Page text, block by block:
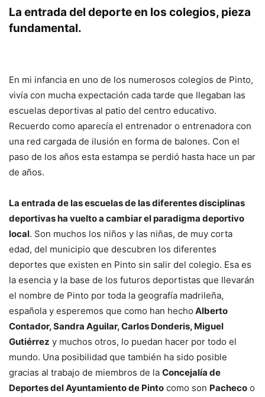
La entrada del deporte en los colegios, pieza
fundamental.
En mi infancia en uno de los numerosos colegios de Pinto,
vivía con mucha expectación cada tarde que llegaban las
escuelas deportivas al patio del centro educativo.
Recuerdo como aparecía el entrenador o entrenadora con
una red cargada de ilusión en forma de balones. Con el
paso de los años esta estampa se perdió hasta hace un par
de años.
La entrada de las escuelas de las diferentes disciplinas
deportivas ha vuelto a cambiar el paradigma deportivo
local. Son muchos los niños y las niñas, de muy corta
edad, del municipio que descubren los diferentes
deportes que existen en Pinto sin salir del colegio. Esa es
la esencia y la base de los futuros deportistas que llevarán
el nombre de Pinto por toda la geografía madrileña,
española y esperemos que como han hecho Alberto
Contador, Sandra Aguilar, Carlos Donderis, Miguel
Gutiérrez y muchos otros, lo puedan hacer por todo el
mundo. Una posibilidad que también ha sido posible
gracias al trabajo de miembros de la Concejalía de
Deportes del Ayuntamiento de Pinto como son Pacheco o